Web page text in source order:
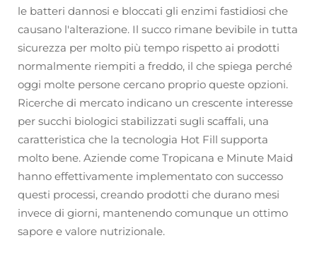
le batteri dannosi e bloccati gli enzimi fastidiosi che
causano l'alterazione. Il succo rimane bevibile in tutta
sicurezza per molto più tempo rispetto ai prodotti
normalmente riempiti a freddo, il che spiega perché
oggi molte persone cercano proprio queste opzioni.
Ricerche di mercato indicano un crescente interesse
per succhi biologici stabilizzati sugli scaffali, una
caratteristica che la tecnologia Hot Fill supporta
molto bene. Aziende come Tropicana e Minute Maid
hanno effettivamente implementato con successo
questi processi, creando prodotti che durano mesi
invece di giorni, mantenendo comunque un ottimo
sapore e valore nutrizionale.